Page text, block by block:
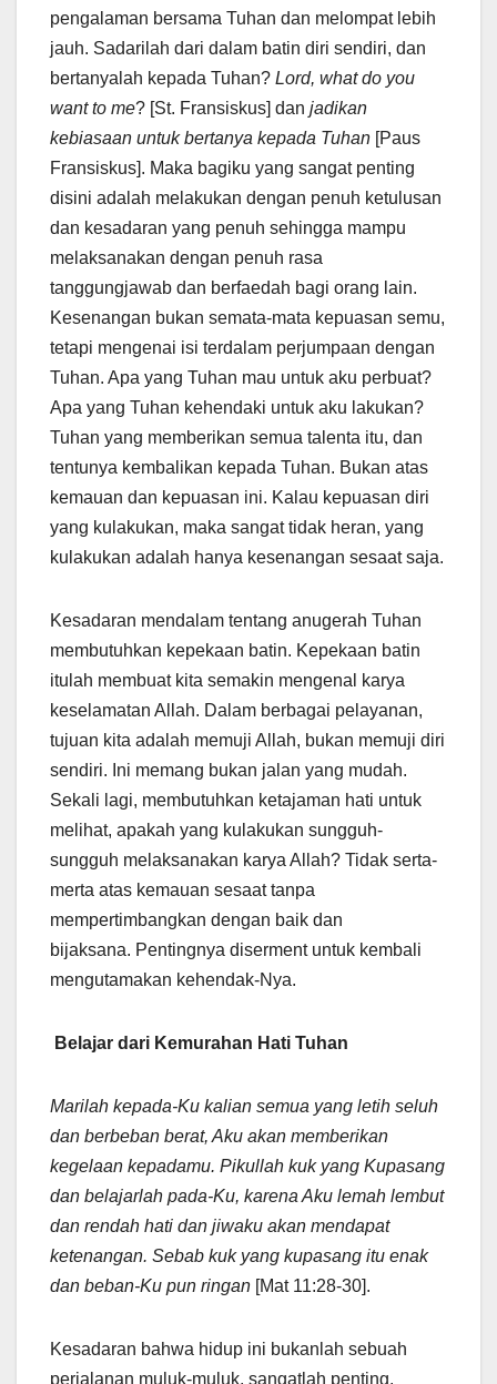
pengalaman bersama Tuhan dan melompat lebih
jauh. Sadarilah dari dalam batin diri sendiri, dan
bertanyalah kepada Tuhan? Lord, what do you
want to me? [St. Fransiskus] dan jadikan
kebiasaan untuk bertanya kepada Tuhan [Paus
Fransiskus]. Maka bagiku yang sangat penting
disini adalah melakukan dengan penuh ketulusan
dan kesadaran yang penuh sehingga mampu
melaksanakan dengan penuh rasa
tanggungjawab dan berfaedah bagi orang lain.
Kesenangan bukan semata-mata kepuasan semu,
tetapi mengenai isi terdalam perjumpaan dengan
Tuhan. Apa yang Tuhan mau untuk aku perbuat?
Apa yang Tuhan kehendaki untuk aku lakukan?
Tuhan yang memberikan semua talenta itu, dan
tentunya kembalikan kepada Tuhan. Bukan atas
kemauan dan kepuasan ini. Kalau kepuasan diri
yang kulakukan, maka sangat tidak heran, yang
kulakukan adalah hanya kesenangan sesaat saja.
Kesadaran mendalam tentang anugerah Tuhan
membutuhkan kepekaan batin. Kepekaan batin
itulah membuat kita semakin mengenal karya
keselamatan Allah. Dalam berbagai pelayanan,
tujuan kita adalah memuji Allah, bukan memuji diri
sendiri. Ini memang bukan jalan yang mudah.
Sekali lagi, membutuhkan ketajaman hati untuk
melihat, apakah yang kulakukan sungguh-
sungguh melaksanakan karya Allah? Tidak serta-
merta atas kemauan sesaat tanpa
mempertimbangkan dengan baik dan
bijaksana. Pentingnya diserment untuk kembali
mengutamakan kehendak-Nya.
Belajar dari Kemurahan Hati Tuhan
Marilah kepada-Ku kalian semua yang letih seluh
dan berbeban berat, Aku akan memberikan
kegelaan kepadamu. Pikullah kuk yang Kupasang
dan belajarlah pada-Ku, karena Aku lemah lembut
dan rendah hati dan jiwaku akan mendapat
ketenangan. Sebab kuk yang kupasang itu enak
dan beban-Ku pun ringan [Mat 11:28-30].
Kesadaran bahwa hidup ini bukanlah sebuah
perjalanan muluk-muluk, sangatlah penting.